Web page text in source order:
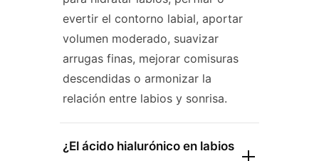
evertir el contorno labial, aportar
volumen moderado, suavizar
arrugas finas, mejorar comisuras
descendidas o armonizar la
relación entre labios y sonrisa.
¿El ácido hialurónico en labios